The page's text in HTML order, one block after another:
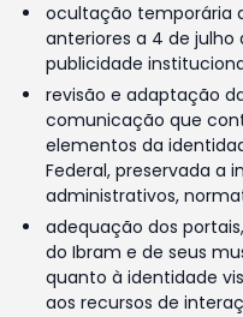
ocultação temporária
anteriores a 4 de
publicidade
revisão e adaptação
comunicação que
elementos da
Federal, preservada a
administrativos,
adequação dos
do Ibram e de seus
quanto à identidade
aos recursos de